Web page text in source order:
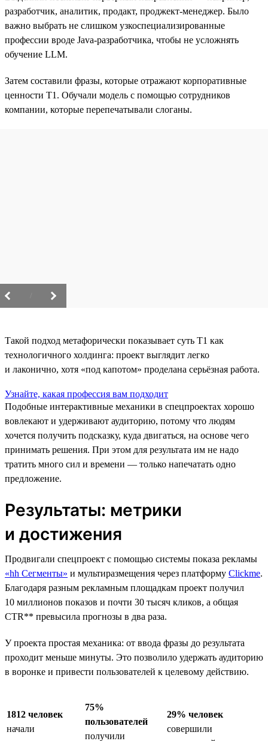
разработчик, аналитик, продакт, проджект-менеджер. Было
важно выбрать не слишком узкоспециализированные
профессии вроде Java-разработчика, чтобы не усложнять
обучение LLM.
Затем составили фразы, которые отражают корпоративные
ценности T1. Обучали модель с помощью сотрудников
компании, которые перепечатывали слоганы.
Такой подход метафорически показывает суть T1 как
технологичного холдинга: проект выглядит легко
и лаконично, хотя «под капотом» проделана серьёзная работа.
Узнайте, какая профессия вам подходит
Подобные интерактивные механики в спецпроектах хорошо
вовлекают и удерживают аудиторию, потому что людям
хочется получить подсказку, куда двигаться, на основе чего
принимать решения. При этом для результата им не надо
тратить много сил и времени — только напечатать одно
предложение.
Результаты: метрики
и достижения
Продвигали спецпроект с помощью системы показа рекламы
«hh Сегменты» и мультиразмещения через платформу Clickme.
Благодаря разным рекламным площадкам проект получил
10 миллионов показов и почти 30 тысяч кликов, а общая
CTR** превысила прогнозы в два раза.
У проекта простая механика: от ввода фразы до результата
проходит меньше минуты. Это позволило удержать аудиторию
в воронке и привести пользователей к целевому действию.
1812 человек
начали
75%
пользователей
получили
29% человек
совершили